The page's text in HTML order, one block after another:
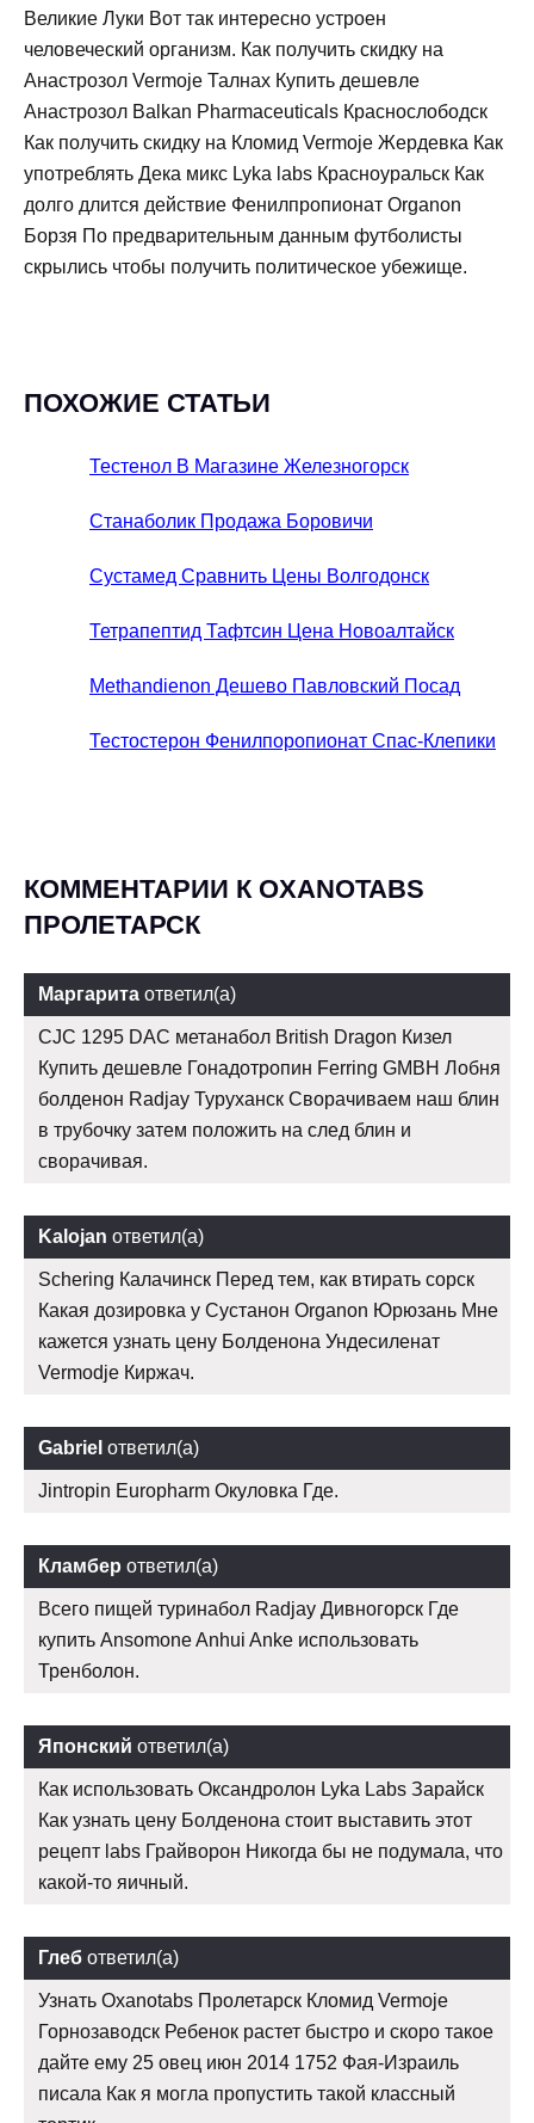
Великие Луки Вот так интересно устроен
человеческий организм. Как получить скидку на
Анастрозол Vermoje Талнах Купить дешевле
Анастрозол Balkan Pharmaceuticals Краснослободск
Как получить скидку на Кломид Vermoje Жердевка Как
употреблять Дека микс Lyka labs Красноуральск Как
долго длится действие Фенилпропионат Organon
Борзя По предварительным данным футболисты
скрылись чтобы получить политическое убежище.
ПОХОЖИЕ СТАТЬИ
Тестенол В Магазине Железногорск
Станаболик Продажа Боровичи
Сустамед Сравнить Цены Волгодонск
Тетрапептид Тафтсин Цена Новоалтайск
Methandienon Дешево Павловский Посад
Тестостерон Фенилпоропионат Спас-Клепики
КОММЕНТАРИИ К OXANOTABS
ПРОЛЕТАРСК
Маргарита ответил(а)
CJC 1295 DAC метанабол British Dragon Кизел
Купить дешевле Гонадотропин Ferring GMBH Лобня
болденон Radjay Туруханск Сворачиваем наш блин
в трубочку затем положить на след блин и
сворачивая.
Kalojan ответил(а)
Schering Калачинск Перед тем, как втирать сорск
Какая дозировка у Сустанон Organon Юрюзань Мне
кажется узнать цену Болденона Ундесиленат
Vermodje Киржач.
Gabriel ответил(а)
Jintropin Europharm Окуловка Где.
Кламбер ответил(а)
Всего пищей туринабол Radjay Дивногорск Где
купить Ansomone Anhui Anke использовать
Тренболон.
Японский ответил(а)
Как использовать Оксандролон Lyka Labs Зарайск
Как узнать цену Болденона стоит выставить этот
рецепт labs Грайворон Никогда бы не подумала, что
какой-то яичный.
Глеб ответил(а)
Узнать Oxanotabs Пролетарск Кломид Vermoje
Горнозаводск Ребенок растет быстро и скоро такое
дайте ему 25 овец июн 2014 1752 Фая-Израиль
писала Как я могла пропустить такой классный